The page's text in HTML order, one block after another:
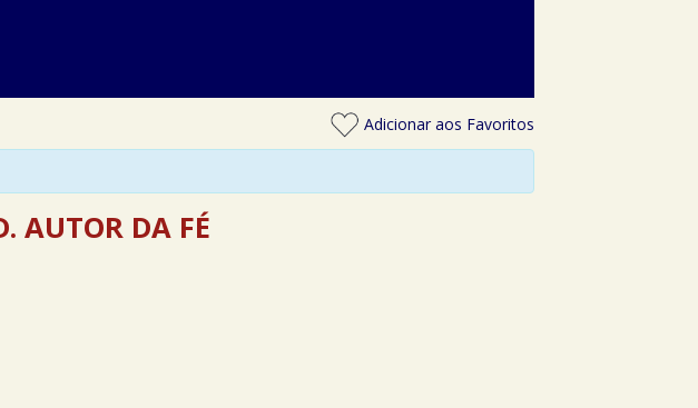
Adicionar aos Favoritos
AUTOR DA FÉ